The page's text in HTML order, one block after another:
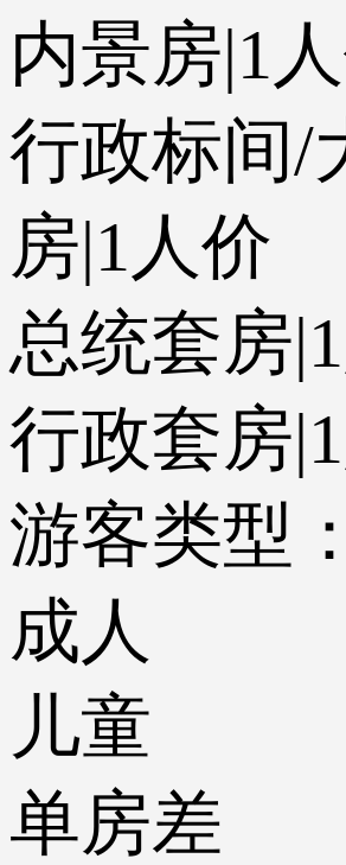
内景房|1
行政标间/
房|1人价
总统套房
行政套房
游客类型：
成人
儿童
单房差